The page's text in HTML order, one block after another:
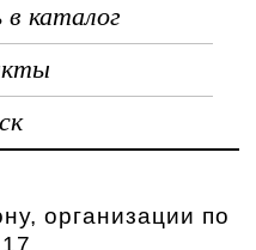
каталог
организации по